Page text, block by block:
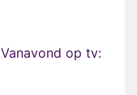
Vanavond op tv: